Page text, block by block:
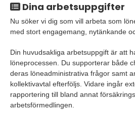
Dina arbetsuppgifter
Nu söker vi dig som vill arbeta som
med stort engagemang, nytänkande
Din huvudsakliga arbetsuppgift är att
löneprocessen. Du supporterar både
deras löneadministrativa frågor samt
kollektivavtal efterföljs. Vidare ingår
rapportering till bland annat
arbetsförmedlingen.